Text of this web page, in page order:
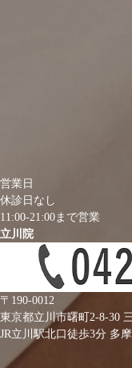
営業日
休診日なし
11:00-21:00まで営業
立川院
〒190-0012
東京都立川市曙町2-8-30
JR立川駅北口徒歩3分 多